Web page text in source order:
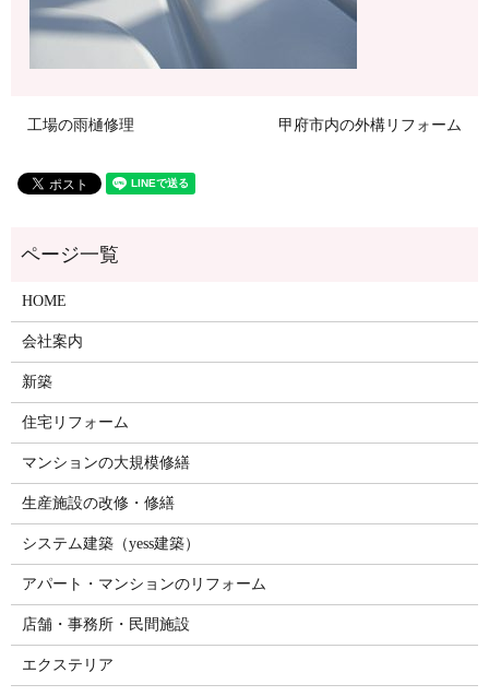
工場の雨樋修理 甲府市内の外構リフォーム
HOME
会社案内
新築
住宅リフォーム
マンションの大規模修繕
生産施設の改修・修繕
システム建築（yess建築）
アパート・マンションのリフォーム
店舗・事務所・民間施設
エクステリア